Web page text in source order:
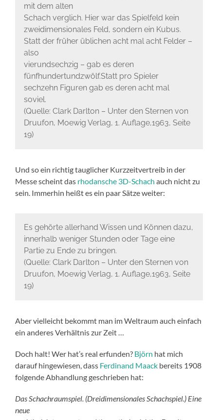
mit dem alten
Schach verglich. Hier war das Spielfeld kein
zweidimensionales Feld, sondern ein Kubus.
Statt der früher üblichen acht mal acht Felder –
also
vierundsechzig – gab es deren
fünfhundertundzwölf.Statt pro Spieler
sechzehn Figuren gab es deren acht mal
soviel.
(Quelle: Clark Darlton – Unter den Sternen von
Druufon, Moewig Verlag, 1. Auflage,1963, Seite
19)
Und so ein richtig tauglicher Kurzzeitvertreib in der
Messe scheint das rhodansche 3D-Schach auch nicht zu
sein. Immerhin heißt es ein paar Sätze weiter:
Es gehörte allerhand Wissen und Können dazu,
innerhalb weniger Stunden oder Tage eine
Partie zu Ende zu bringen.
(Quelle: Clark Darlton – Unter den Sternen von
Druufon, Moewig Verlag, 1. Auflage,1963, Seite
19)
Aber vielleicht bekommt man im Weltraum auch einfach
ein anderes Verhältnis zur Zeit …
Doch halt! Wer hat’s real erfunden? Björn hat mich
darauf hingewiesen, dass Ferdinand Maack bereits 1908
folgende Abhandlung geschrieben hat:
Das Schachraumspiel. (Dreidimensionales Schachspiel.) Eine
neue